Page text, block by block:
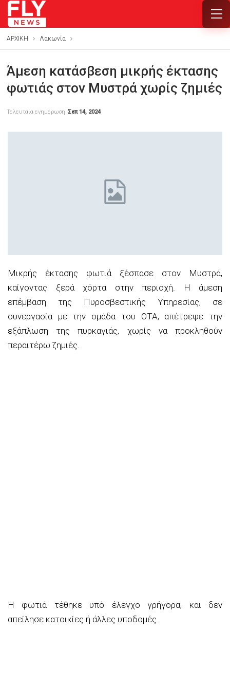
ΑΡΧΙΚΗ Λακωνία
Άμεση κατάσβεση μικρής έκτασης
φωτιάς στον Μυστρά χωρίς ζημιές
Τελευταία ενημέρωση Σεπ 14, 2024
Μικρής έκτασης φωτιά ξέσπασε στον Μυστρά,
καίγοντας ξερά χόρτα στην περιοχή. Η άμεση
επέμβαση της Πυροσβεστικής Υπηρεσίας, σε
συνεργασία με την ομάδα του ΟΤΑ, απέτρεψε την
εξάπλωση της πυρκαγιάς, χωρίς να προκληθούν
περαιτέρω ζημιές.
Η φωτιά τέθηκε υπό έλεγχο γρήγορα, και δεν
απείλησε κατοικίες ή άλλες υποδομές.